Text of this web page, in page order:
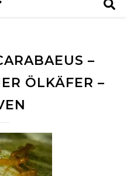
–
ÖLKÄFER –